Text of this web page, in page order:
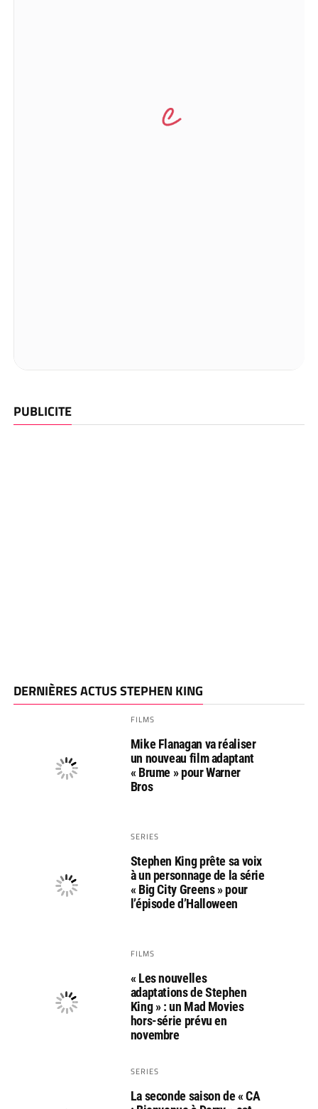
PUBLICITE
DERNIÈRES ACTUS STEPHEN KING
FILMS
Mike Flanagan va réaliser
un nouveau film adaptant
« Brume » pour Warner
Bros
SERIES
Stephen King prête sa voix
à un personnage de la série
« Big City Greens » pour
l’épisode d’Halloween
FILMS
« Les nouvelles
adaptations de Stephen
King » : un Mad Movies
hors-série prévu en
novembre
SERIES
La seconde saison de « CA